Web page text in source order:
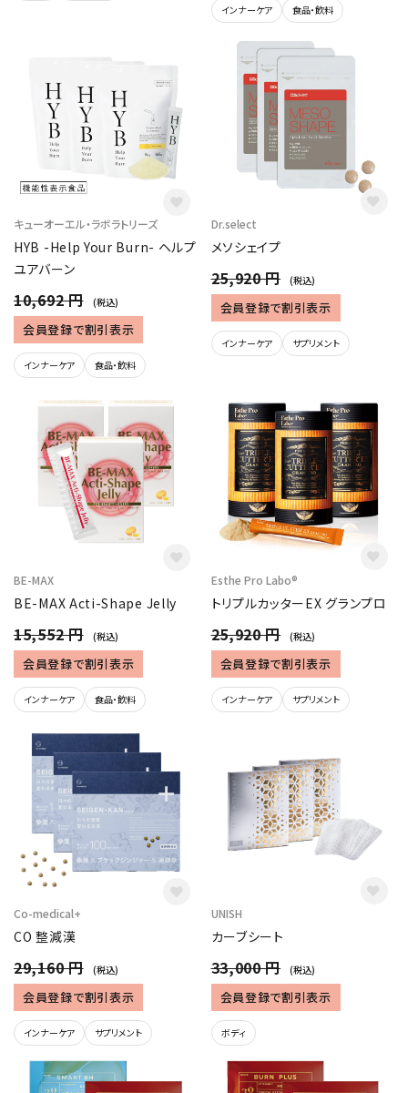
インナーケア 食品・飲料
キューオーエル・ラボラトリーズ
HYB -Help Your Burn- ヘルプ
ユアバーン
10,692 円 (税込)
会員登録で割引表示
インナーケア 食品・飲料
Dr.select
メソシェイプ
25,920 円 (税込)
会員登録で割引表示
インナーケア サプリメント
BE-MAX
BE-MAX Acti-Shape Jelly
15,552 円 (税込)
会員登録で割引表示
インナーケア 食品・飲料
Esthe Pro Labo®
トリプルカッターEX グランプロ
25,920 円 (税込)
会員登録で割引表示
インナーケア サプリメント
Co-medical+
CO 整減漢
29,160 円 (税込)
会員登録で割引表示
インナーケア サプリメント
UNISH
カーブシート
33,000 円 (税込)
会員登録で割引表示
ボディ